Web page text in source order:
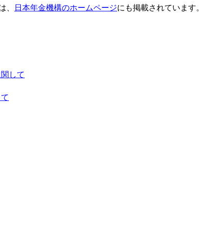
、 日本年金機構のホームページにも掲載されています。
して